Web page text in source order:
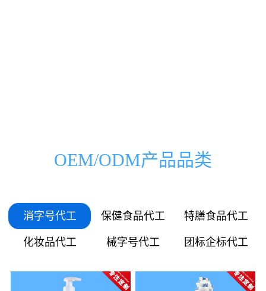
1332
1665
1998
2000
3000
06
08
072
109
145
181
OEM/ODM产品品类
消字号代工 保健食品代工 特膳食品代工
化妆品代工 械字号代工 团标企标代工